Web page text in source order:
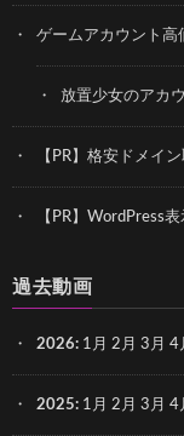
ゲームアカウント高
放置少女のアカ
【PR】格安ドメイ
【PR】WordPress
過去動画
2026: 1月 2月 3月 4
2025: 1月 2月 3月 4